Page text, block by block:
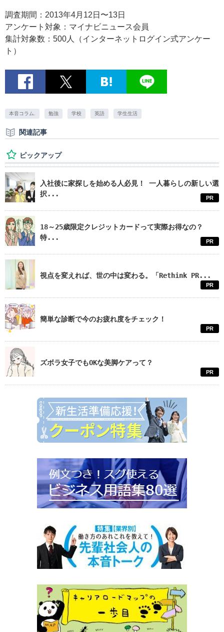
調査期間：2013年4月12日〜13日
アンケート対象：マイナビニュース会員
集計対象数：500人（インターネットログイン式アンケー
ト）
本音コラム. 勉強 学校 英語 学生生活
関連記事
ピックアップ
入社後に家探しを始める人必見！ 一人暮らしの新しい選
択...
PR
18～25歳限定クレジットカードって実際お得なの？
特...
PR
視点を変えれば、世の中は変わる。「Rethink PR...
PR
簡単な診断で今のお疲れ度をチェック！
PR
ズボラ女子でもOKな美脚ケアって？
PR